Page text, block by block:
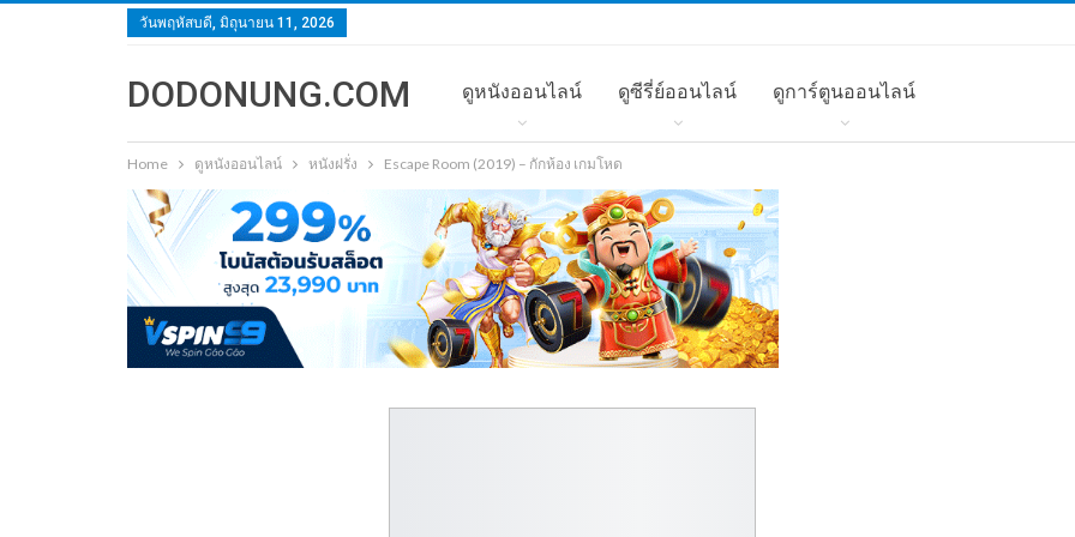
วันพฤหัสบดี, มิถุนายน 11, 2026
DODONUNG.COM ดูหนังออนไลน์ ดูซีรี่ย์ออนไลน์ ดูการ์ตูนออนไลน์
Home ดูหนังออนไลน์ หนังฝรั่ง Escape Room (2019) – กักห้อง เกมโหด